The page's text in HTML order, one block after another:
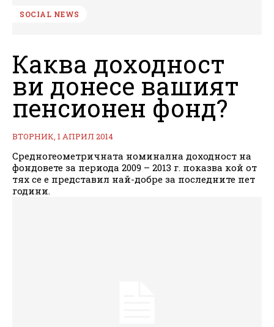
SOCIAL NEWS
Каква доходност
ви донесе вашият
пенсионен фонд?
ВТОРНИК, 1 АПРИЛ 2014
Средногеометричната номинална доходност на
фондовете за периода 2009 – 2013 г. показва кой от
тях се е представил най-добре за последните пет
години.